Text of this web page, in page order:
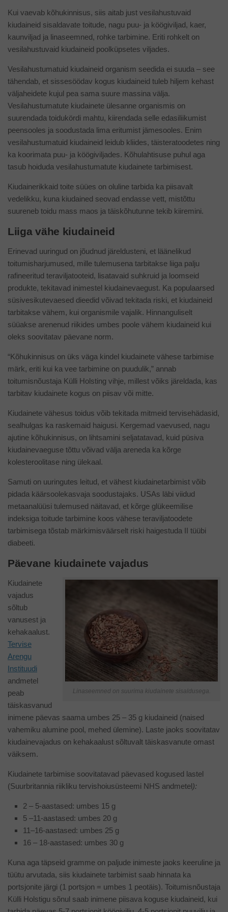
Kui vaevab kõhukinnisus, siis aitab just vesilahustuvaid
kiudaineid sisaldavate toitude, nagu puu- ja köögiviljad, kaer,
kaunviljad ja linaseemned, rohke tarbimine. Eriti rohkelt on
vesilahustuvaid kiudaineid poolküpsetes viljades.
Vesilahustumatuid kiudaineid organism seedida ei suuda – see
tähendab, et sissesöödav kogus kiudaineid tuleb hiljem kehast
väljaheidete kujul pea sama suure massina välja.
Vesilahustumatute kiudainete ülesanne organismis on
suurendada toidukördi mahtu, kiirendada selle edasiliikumist
peensooles ja soodustada lima eritumist jämesooles. Enim
vesilahustumatuid kiudaineid leidub kliides, täisteratoodetes ning
ka koorimata puu- ja köögiviljades. Kõhulahtisuse puhul aga
tasub hoiduda vesilahustumatute kiudainete tarbimisest.
Kiudainerikkaid toite süües on oluline tarbida ka piisavalt
vedelikku, kuna kiudained seovad endasse vett, mistõttu
suureneb toidu mass maos ja täiskõhutunne tekib kiiremini.
Liiga vähe kiudaineid
Erinevad uuringud on jõudnud järeldusteni, et läänelikud
toitumisharjumused, mille tulemusena tarbitakse liiga palju
rafineeritud teraviljatooteid, lisatavaid suhkruid ja loomseid
produkte, tekitavad inimestel kiudainevaegust. Ka populaarsed
süsivesikutevaesed dieedid võivad tekitada riski, et kiudaineid
tarbitakse vähem, kui organismile vajalik. Hinnanguliselt
süüakse arenenud riikides umbes poole vähem kiudaineid kui
oleks soovitatav päevane norm.
“Kõhukinnisus on üks väga kindel kiudainete vähese tarbimise
märk, eriti kui ka vee tarbimine on puudulik,” annab
toitumisnõustaja Külli Holsting vihje, millest võiks järeldada, kas
tarbitav kiudainete kogus on piisav või mitte.
Kiudainete vähesus toidus võib tekitada mitmeid tervisehädasid,
sealhulgas ka raskemaid haigusi. Kergemad vaevused, nagu
ajutine kõhukinnisus, on lihtsamini seljatatavad, kuid püsiva
kiudainevaeguse tõttu võivad välja areneda ka kõrge
kolesteroolitase ning ülekaal.
Samuti on uuringutes leitud, et vähest kiudainetarbimist võib
pidada käärsoolekasvaja soodustajaks. USAs läbi viidud
metaanalüüsi tulemused näitavad, et kõrge glükeemilise
indeksiga toitude tarbimine koos vähese teraviljatoodete
tarbimisega tõstab märkimisväärselt riski haigestuda II tüübi
diabeeti.
Päevane kiudainete vajadus
Linaseemned on suurima kiudainete sisaldusega.
Kiudainete
vajadus
sõltub
vanusest ja
kehakaalust.
Tervise
Arengu
Instituudi
andmetel
peab
täiskasvanud
inimene päevas saama umbes 25 – 35 g kiudaineid (naised
vahemiku alumine pool, mehed ülemine). Laste jaoks soovitatav
kiudainevajadus on kehakaalust sõltuvalt täiskasvanute omast
väiksem.
Kiudainete tarbimise soovitatavad päevased kogused lastel
(Suurbritannia riikliku tervishoiusüsteemi NHS andmetel):
2 – 5-aastased: umbes 15 g
5 –11-aastased: umbes 20 g
11–16-aastased: umbes 25 g
16 – 18-aastased: umbes 30 g
Kuna aga täpseid gramme on paljude inimeste jaoks keeruline ja
tüütu arvutada, siis kiudainete tarbimist saab hinnata ka
portsjonite järgi (1 portsjon = umbes 1 peotäis). Toitumisnõustaja
Külli Holstigu sõnul saab inimene piisava koguse kiudaineid, kui